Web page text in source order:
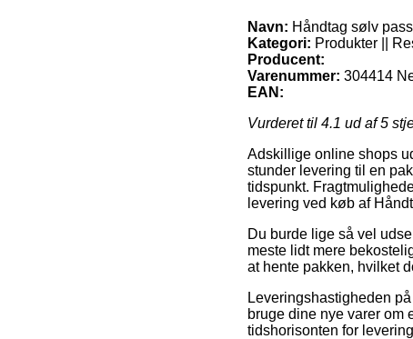
Navn: Håndtag sølv
Kategori: Produkter ||
Producent:
Varenummer: 304414
EAN:
Vurderet til 4.1 ud af 5
Adskillige online shops
stunder levering til en
tidspunkt.
levering ved køb af
Du burde lige så vel
meste lidt mere
at hente pakken, hvilket
Leveringshastigheden
bruge dine nye varer om
tidshorisonten for